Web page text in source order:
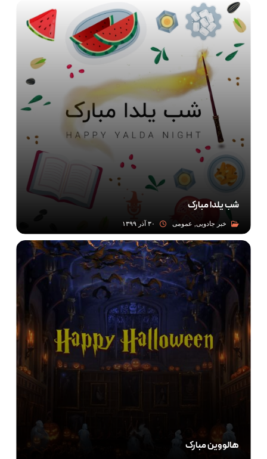
شب یلدا مبارک
۳۰ آذر ۱۳۹۹ خبر جادویی, عمومی
هالووین مبارک